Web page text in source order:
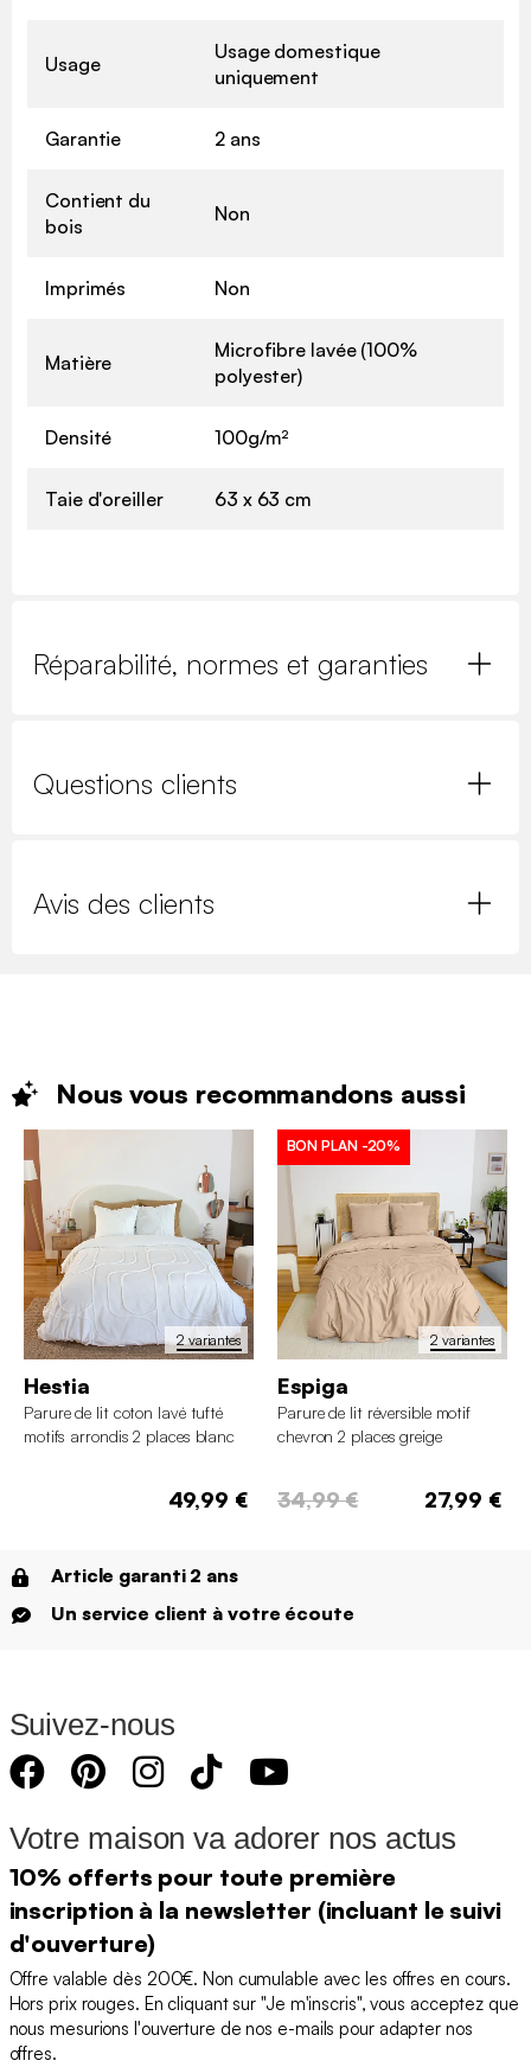
Usage
Usage domestique
uniquement
Garantie 2 ans
Contient du
bois
Non
Imprimés Non
Matière
Microfibre lavée (100%
polyester)
Densité 100g/m²
Taie d'oreiller 63 x 63 cm
Réparabilité, normes et garanties
Questions clients
Avis des clients
Nous vous recommandons aussi
2 variantes
Hestia
Parure de lit coton lavé tufté
motifs arrondis 2 places blanc
49,99 €
2 variantes
BON PLAN -20%
Espiga
Parure de lit réversible motif
chevron 2 places greige
34,99 € 27,99 €
Article garanti 2 ans
Un service client à votre écoute
Suivez-nous
Votre maison va adorer nos actus
10% offerts pour toute première
inscription à la newsletter (incluant le suivi
d'ouverture)
Offre valable dès 200€. Non cumulable avec les offres en cours.
Hors prix rouges. En cliquant sur "Je m'inscris", vous acceptez que
nous mesurions l'ouverture de nos e-mails pour adapter nos
offres.